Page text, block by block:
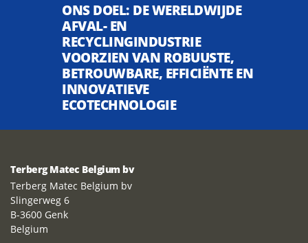
ONS DOEL: DE WERELDWIJDE
AFVAL- EN
RECYCLINGINDUSTRIE
VOORZIEN VAN ROBUUSTE,
BETROUWBARE, EFFICIËNTE EN
INNOVATIEVE
ECOTECHNOLOGIE
Terberg Matec Belgium bv
Terberg Matec Belgium bv
Slingerweg 6
B-3600 Genk
Belgium